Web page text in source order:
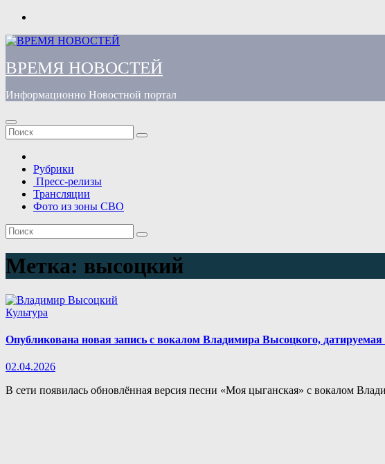
Перейти
содержимому
ВРЕМЯ НОВОСТЕЙ
Информационно Новостной портал
Рубрики
Пресс-релизы
Трансляции
Фото из зоны СВО
Метка: высоцкий
Культура
Опубликована новая запись с вокалом Владимира Высоцкого, датируемая
02.04.2026
В сети появилась обновлённая версия песни «Моя цыганская» с вокалом